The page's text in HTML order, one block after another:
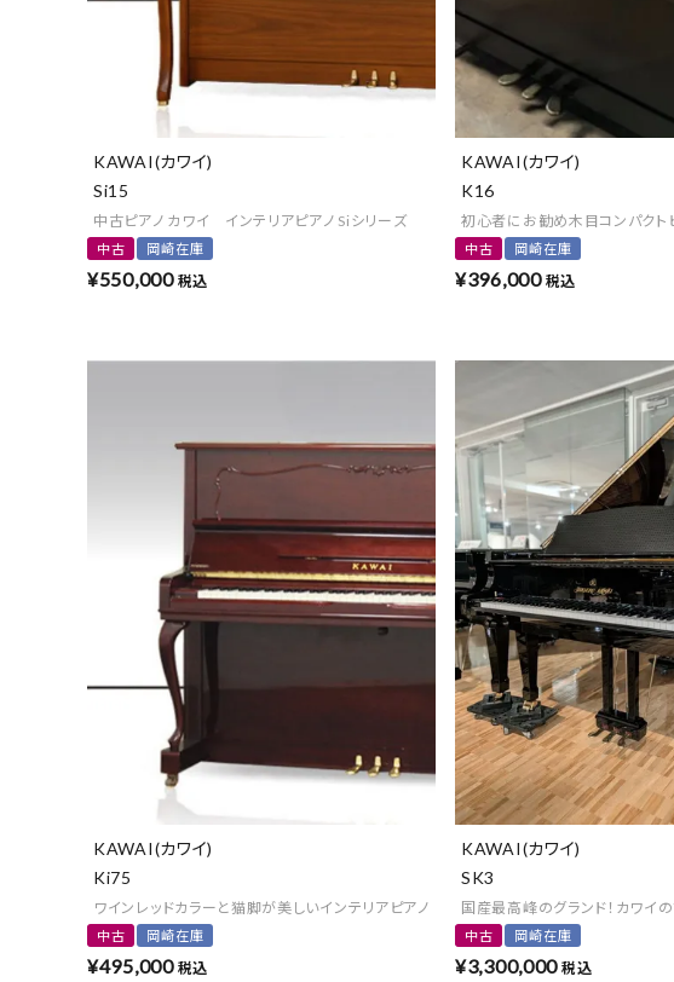
KAWAI(カワイ)
Si15
中古ピアノ カワイ インテリアピアノ Siシリーズ
中古 岡崎在庫
¥550,000 税込
KAWAI(カワイ)
K16
初心者にお勧め木目コンパクト
中古 岡崎在庫
¥396,000 税込
KAWAI(カワイ)
Ki75
ワインレッドカラーと猫脚が美しいインテリアピアノ
中古 岡崎在庫
¥495,000 税込
KAWAI(カワイ)
SK3
国産最高峰のグランド！カワイ
中古 岡崎在庫
¥3,300,000 税込